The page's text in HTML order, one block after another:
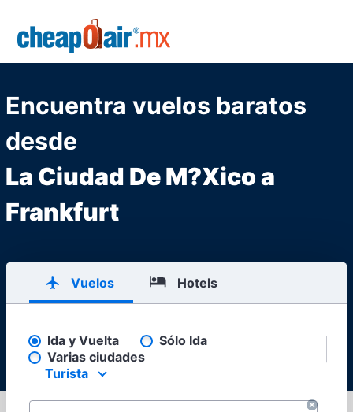
Skip to main content
Encuentra vuelos baratos
desde
La Ciudad De M?Xico a
Frankfurt
Vuelos Hotels
Pick your flight type
Ida y Vuelta
Sólo Ida
Varias ciudades
Select your preferred seating class.
Turista